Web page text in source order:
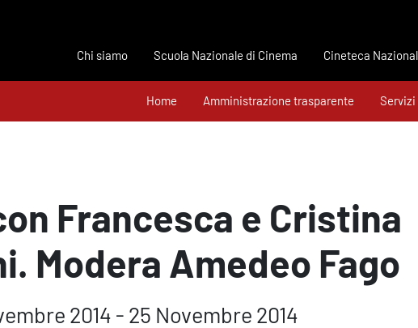
Chi siamo Scuola Nazionale di Cinema Cineteca
Home Amministrazione trasparente Servizi
Francesca e Cristina
Modera Amedeo Fago
2014 - 25 Novembre 2014